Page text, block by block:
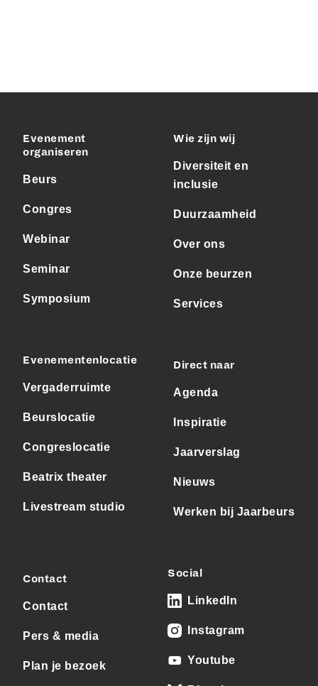
Evenement
organiseren
Beurs
Congres
Webinar
Seminar
Symposium
Evenementenlocatie
Vergaderruimte
Beurslocatie
Congreslocatie
Beatrix theater
Livestream studio
Wie zijn wij
Diversiteit en
inclusie
Duurzaamheid
Over ons
Onze beurzen
Services
Direct naar
Agenda
Inspiratie
Jaarverslag
Nieuws
Werken bij Jaarbeurs
Contact
Contact
Pers & media
Plan je bezoek
Social
LinkedIn
Instagram
Youtube